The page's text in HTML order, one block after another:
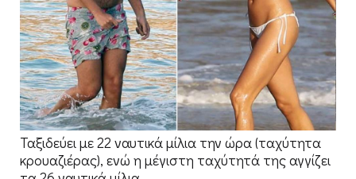
Ταξιδεύει με 22 ναυτικά μίλια την ώρα (ταχύτητα
κρουαζιέρας), ενώ η μέγιστη ταχύτητά της αγγίζει